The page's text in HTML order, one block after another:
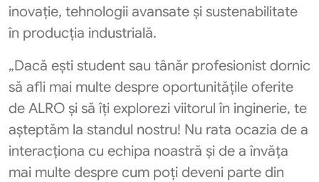
inovație, tehnologii avansate și sustenabilitate
în producția industrială.
„Dacă ești student sau tânăr profesionist dornic
să afli mai multe despre oportunitățile oferite
de ALRO și să îți explorezi viitorul în inginerie, te
așteptăm la standul nostru! Nu rata ocazia de a
interacționa cu echipa noastră și de a învăța
mai multe despre cum poți deveni parte din